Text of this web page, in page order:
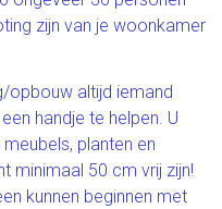
zijn van je woonkamer
opbouw altijd iemand
handje te helpen. U
planten en
minimaal 50 cm vrij zijn!
kunnen beginnen met